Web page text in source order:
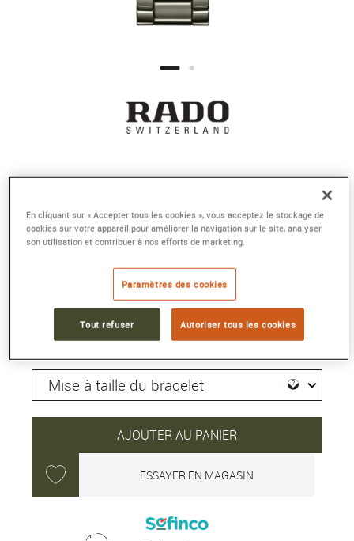
HYPERCHROME AUTOMATIC DIAMONDS
Référence :R32256712
Collection :HYPERCHROME
3 600 €
Délai moyen de livraison : 5 jour(s)
AJOUTER AU PANIER
ESSAYER EN MAGASIN
En cliquant sur « Accepter tous les cookies », vous acceptez le stockage de
cookies sur votre appareil pour améliorer la navigation sur le site, analyser
son utilisation et contribuer à nos efforts de marketing.
Paramètres des cookies
Tout refuser Autoriser tous les cookies